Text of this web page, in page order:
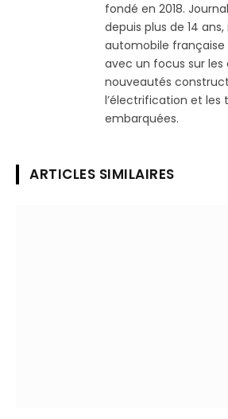
fondé en 2018.
depuis plus de 14
automobile
avec un focus sur les
nouveautés
l’électrification et les
embarquées.
ARTICLES SIMILAIRES